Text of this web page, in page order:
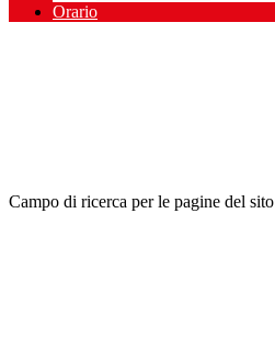
Orario
Campo di ricerca per le pagine del sito